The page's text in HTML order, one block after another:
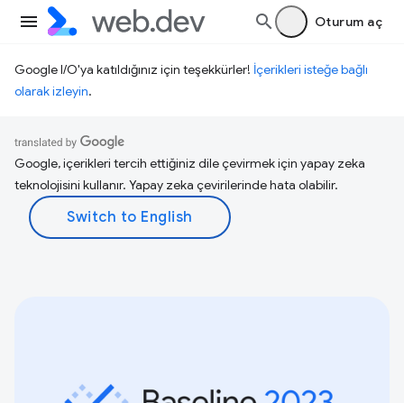
Oturum aç
Google I/O'ya katıldığınız için teşekkürler! İçerikleri isteğe bağlı
olarak izleyin.
Google, içerikleri tercih ettiğiniz dile çevirmek için yapay zeka
teknolojisini kullanır. Yapay zeka çevirilerinde hata olabilir.